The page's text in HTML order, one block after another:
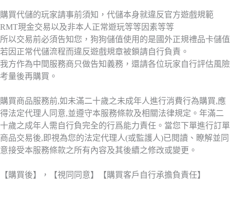
購買代儲的玩家請事前須知，代儲本身就違反官方遊戲規範
RMT現金交易以及非本人正常遊玩等等因素等等
所以交易前必須告知您，狗狗儲值使用的是國外正規禮品卡儲值
若因正常代儲流程而違反遊戲規章被鎖請自行負責。
我方作為中間服務商只做告知義務，還請各位玩家自行評估風險
考量後再購買。
購買商品服務前,如未滿二十歲之未成年人進行消費行為購買,應
得法定代理人同意,並遵守本服務條款及相關法律規定。年滿二
十歲之成年人需自行負完全的行爲能力責任。當您下單進行訂單
商品交易後,即視為您的法定代理人(或監護人)已閱讀、瞭解並同
意接受本服務條款之所有內容及其後續之修改或變更。
【購買後】，【視同同意】【購買客戶自行承擔負責任】